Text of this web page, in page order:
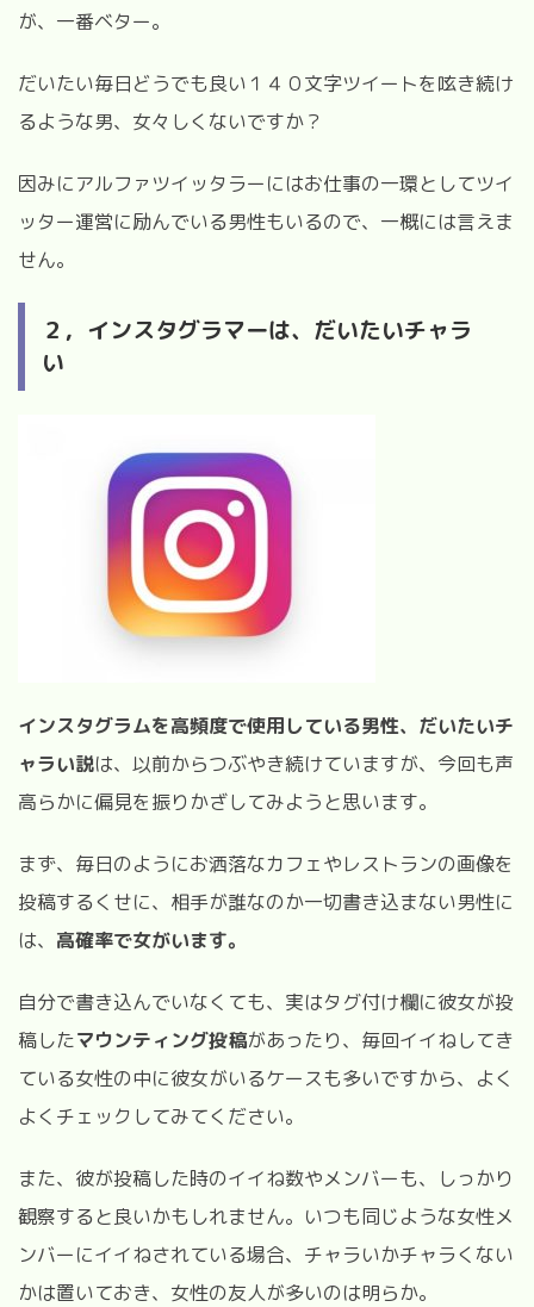
が、一番ベター。
だいたい毎日どうでも良い１４０文字ツイートを呟き続け
るような男、女々しくないですか？
因みにアルファツイッタラーにはお仕事の一環としてツイ
ッター運営に励んでいる男性もいるので、一概には言えま
せん。
２，インスタグラマーは、だいたいチャラ
い
インスタグラムを高頻度で使用している男性、だいたいチ
ャラい説は、以前からつぶやき続けていますが、今回も声
高らかに偏見を振りかざしてみようと思います。
まず、毎日のようにお洒落なカフェやレストランの画像を
投稿するくせに、相手が誰なのか一切書き込まない男性に
は、 高確率で女がいます。
自分で書き込んでいなくても、実はタグ付け欄に彼女が投
稿したマウンティング投稿があったり、毎回イイねしてき
ている女性の中に彼女がいるケースも多いですから、よく
よくチェックしてみてください。
また、彼が投稿した時のイイね数やメンバーも、しっかり
観察すると良いかもしれません。いつも同じような女性メ
ンバーにイイねされている場合、チャラいかチャラくない
かは置いておき、女性の友人が多いのは明らか。